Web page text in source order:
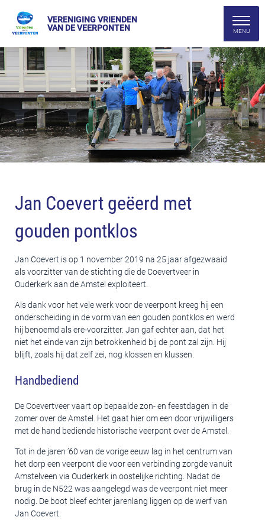
VERENIGING VRIENDEN
VAN DE VEERPONTEN
Jan Coevert geëerd met
gouden pontklos
Jan Coevert is op 1 november 2019 na 25 jaar afgezwaaid
als voorzitter van de stichting die de Coevertveer in
Ouderkerk aan de Amstel exploiteert.
Als dank voor het vele werk voor de veerpont kreeg hij een
onderscheiding in de vorm van een gouden pontklos en werd
hij benoemd als ere-voorzitter. Jan gaf echter aan, dat het
niet het einde van zijn betrokkenheid bij de pont zal zijn. Hij
blijft, zoals hij dat zelf zei, nog klossen en klussen.
Handbediend
De Coevertveer vaart op bepaalde zon- en feestdagen in de
zomer over de Amstel. Het gaat hier om een door vrijwilligers
met de hand bediende historische veerpont over de Amstel.
Tot in de jaren ’60 van de vorige eeuw lag in het centrum van
het dorp een veerpont die voor een verbinding zorgde vanuit
Amstelveen via Ouderkerk in oostelijke richting. Nadat de
brug in de N522 was aangelegd was de veerpont niet meer
nodig. De boot bleef echter jarenlang liggen op de werf van
Jan Coevert.